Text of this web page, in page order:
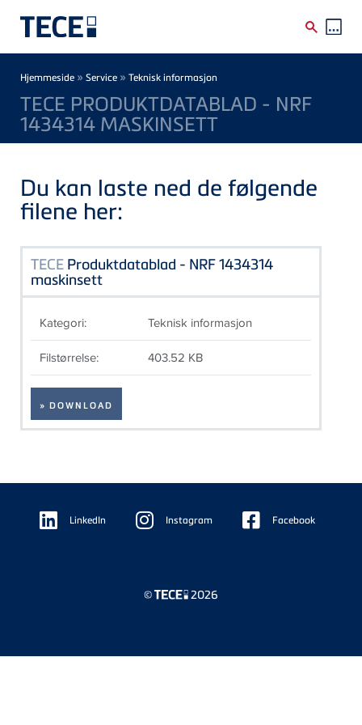
Breadcrumb
Hjemmeside » Service » Teknisk informasjon
TECE PRODUKTDATABLAD - NRF
1434314 MASKINSETT
Du kan laste ned de følgende
filene her:
TECE Produktdatablad - NRF 1434314
maskinsett
Kategori: Teknisk informasjon
Filstørrelse: 403.52 KB
» DOWNLOAD
Floating
Sidebar LinkedIn Instagram Facebook
© 2026